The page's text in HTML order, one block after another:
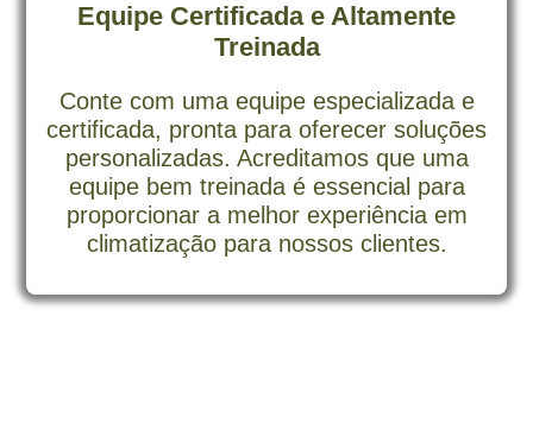
Equipe Certificada e Altamente
Treinada
Conte com uma equipe especializada e
certificada, pronta para oferecer soluções
personalizadas. Acreditamos que uma
equipe bem treinada é essencial para
proporcionar a melhor experiência em
climatização para nossos clientes.